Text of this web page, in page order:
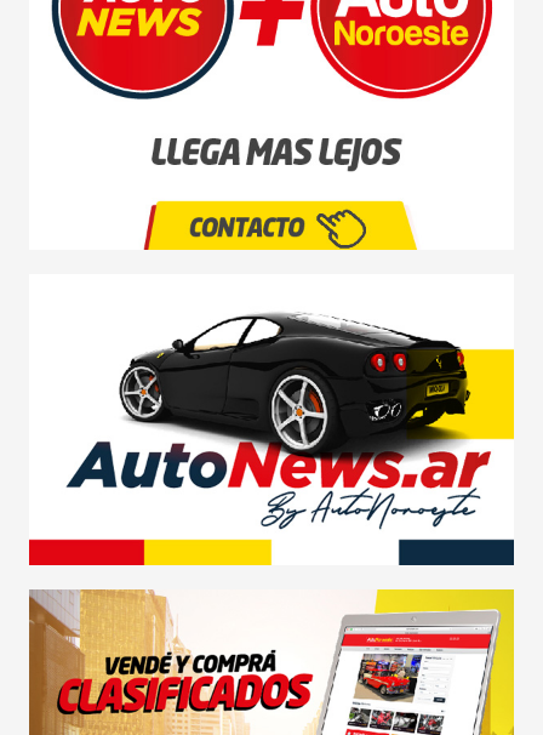
MOTOS
AGRO
COMPETICIÓN
SEGURIDAD VIAL
RESP. SOCIAL
CLASIFICADOS